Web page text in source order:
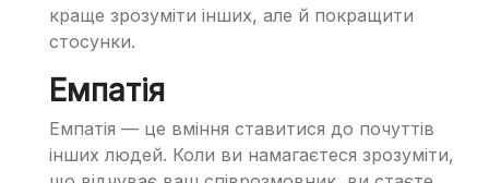
краще зрозуміти інших, але й покращити
стосунки.
Емпатія
Емпатія — це вміння ставитися до почуттів
інших людей. Коли ви намагаєтеся зрозуміти,